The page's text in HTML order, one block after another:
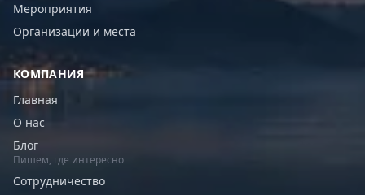
Мероприятия
Организации и места
КОМПАНИЯ
Главная
О нас
Блог
Пишем, где интересно
Сотрудничество